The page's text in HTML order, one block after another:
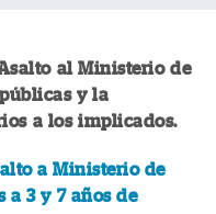
al Ministerio de
y la
a los implicados.
a Ministerio de
a 3 y 7 años de